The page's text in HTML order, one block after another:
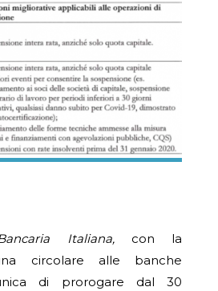
Bancaria Italiana, con la
circolare alle banche
di prorogare dal 30